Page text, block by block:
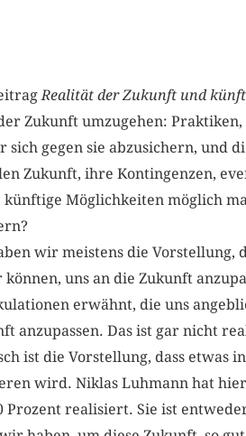
Realität der Zukunft­ und
Zukunft umzugehen:
gegen sie abzusichern, und
Zukunft, ihre Kontingenzen,
Möglichkeiten möglich
wir meistens die Vorstellung,
uns an die Zukunft
erwähnt, die uns
anzupassen. Das ist gar nicht
ist die Vorstellung, dass etwas
wird. Niklas Luhmann hat
realisiert. Sie ist